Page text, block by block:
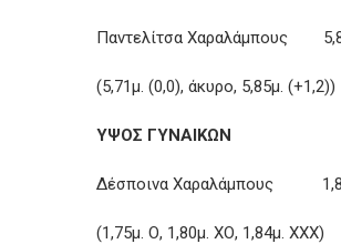
Παντελίτσα
(5,71μ. (0,0), άκυρο, 5,85μ. (+1,2))
ΥΨΟΣ ΓΥΝΑΙΚΩΝ
Δέσποινα
(1,75μ. Ο, 1,80μ. ΧΟ, 1,84μ. ΧΧΧ)